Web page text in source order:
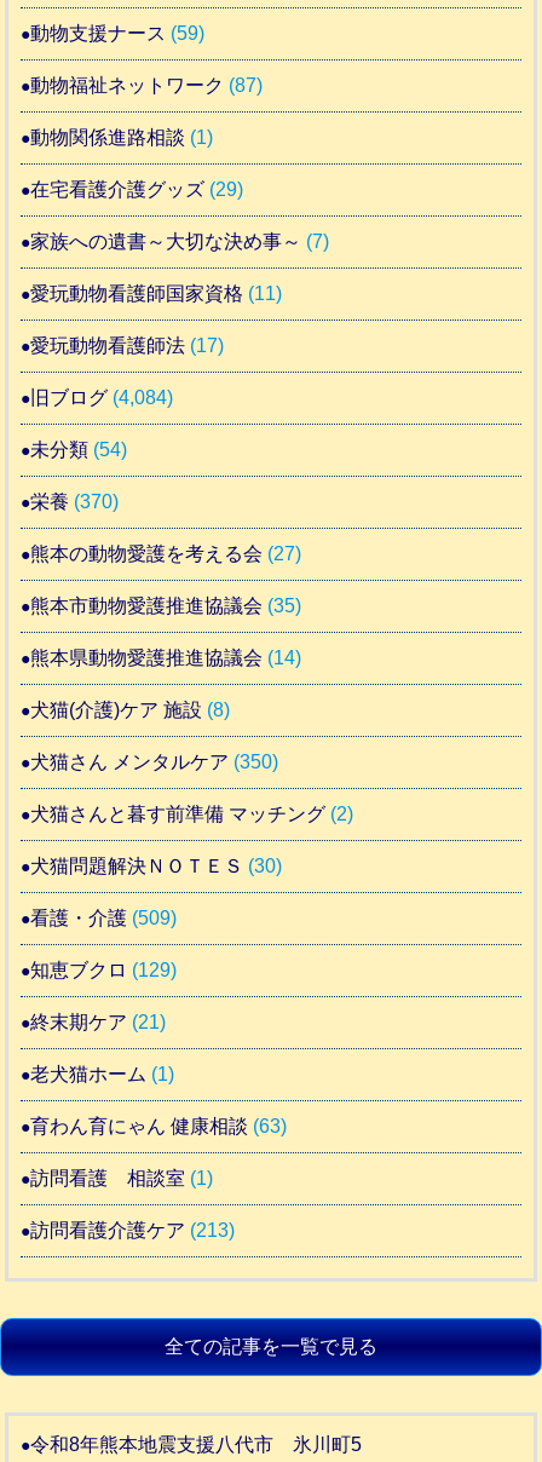
動物支援ナース (59)
動物福祉ネットワーク (87)
動物関係進路相談 (1)
在宅看護介護グッズ (29)
家族への遺書～大切な決め事～ (7)
愛玩動物看護師国家資格 (11)
愛玩動物看護師法 (17)
旧ブログ (4,084)
未分類 (54)
栄養 (370)
熊本の動物愛護を考える会 (27)
熊本市動物愛護推進協議会 (35)
熊本県動物愛護推進協議会 (14)
犬猫(介護)ケア 施設 (8)
犬猫さん メンタルケア (350)
犬猫さんと暮す前準備 マッチング (2)
犬猫問題解決ＮＯＴＥＳ (30)
看護・介護 (509)
知恵ブクロ (129)
終末期ケア (21)
老犬猫ホーム (1)
育わん育にゃん 健康相談 (63)
訪問看護 相談室 (1)
訪問看護介護ケア (213)
全ての記事を一覧で見る
令和8年熊本地震支援八代市 氷川町5